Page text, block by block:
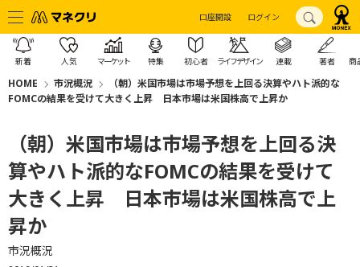
口座開設 ログイン
新着 人気 マーケット 特集 初心者 ライフデザイン 連載 著者 商
HOME 市況概況
（朝）米国市場は市場予想を上回る決算やハト派的な
FOMCの結果を受けて大きく上昇 日本市場は米国株高で上昇か
（朝）米国市場は市場予想を上回る決
算やハト派的なFOMCの結果を受けて
大きく上昇 日本市場は米国株高で上
昇か
市況概況